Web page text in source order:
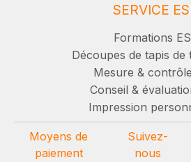
SERVICE
Formations
Découpes de tapis de
Mesure &
Conseil &
Impression
Moyens de
paiement
Suivez-
nous